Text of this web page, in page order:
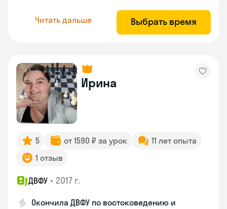
Читать дальше Выбрать время
Ирина
5 от 1590 ₽ за урок
11 лет опыта
1 отзыв
ДВФУ • 2017 г.
Окончила ДВФУ по востоковедению и